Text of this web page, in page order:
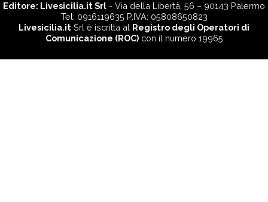
Editore: Livesicilia.it Srl - Via della Libertà, 56 – 90143 Palermo
Tel: 0916119635 P.IVA: 05808650823
Livesicilia.it Srl è iscritta al Registro degli Operatori di
Comunicazione (ROC)con il numero 19965